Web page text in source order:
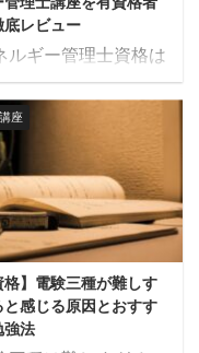
主蒸気に ...
れる。 飛灰：風に飛
れて集塵機などで採
れる灰でフライアッ
（fly ash）とも呼ば
。 主灰と飛灰の違い
で表すと次のように
ます。 ごみ焼却施設
イラーを例にとる
主灰はゴミが燃え切
後に最後に底から出
る灰で、ごみ中に含
底レビュー
ルギー管理士資格は
ろん独学でも取得で
すが、ある程度の専
識がないと分厚い参
を前に挫折してしま
す。 効率よく勉強を
るための選択肢の一
して通信講座があり
が、参考書に比べる
格が高いので失敗し
ように注意が必要で
この記事では当サイ
座
格】電験三種が難しす
と感じる原因とおすす
強法